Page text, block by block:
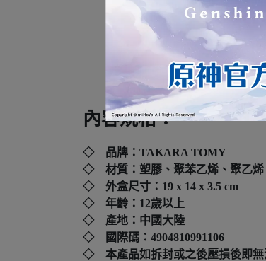
內容規格：
◇ 品牌：TAKARA TOMY
◇ 材質：塑膠、聚苯乙烯、聚乙烯
◇ 外盒尺寸： 19 x 14 x 3.5 cm
◇ 年齡：12歲以上
◇ 產地：中國大陸
◇ 國際碼： 4904810991106
◇ 本產品如拆封或之後壓損後即無